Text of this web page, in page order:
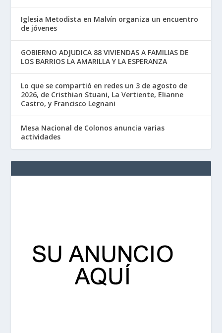
Iglesia Metodista en Malvín organiza un encuentro
de jóvenes
GOBIERNO ADJUDICA 88 VIVIENDAS A FAMILIAS DE
LOS BARRIOS LA AMARILLA Y LA ESPERANZA
Lo que se compartió en redes un 3 de agosto de
2026, de Cristhian Stuani, La Vertiente, Elianne
Castro, y Francisco Legnani
Mesa Nacional de Colonos anuncia varias
actividades